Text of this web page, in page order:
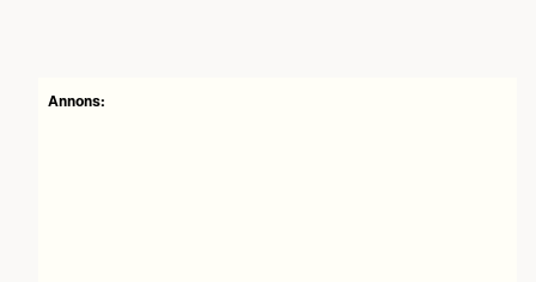
Annons: